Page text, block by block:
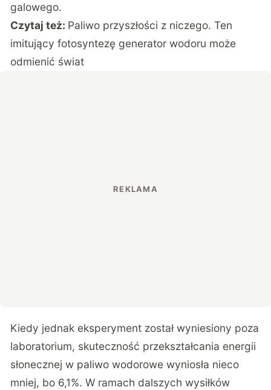
galowego.
Czytaj też: Paliwo przyszłości z niczego. Ten
imitujący fotosyntezę generator wodoru może
odmienić świat
Kiedy jednak eksperyment został wyniesiony poza
laboratorium, skuteczność przekształcania energii
słonecznej w paliwo wodorowe wyniosła nieco
mniej, bo 6,1%. W ramach dalszych wysiłków